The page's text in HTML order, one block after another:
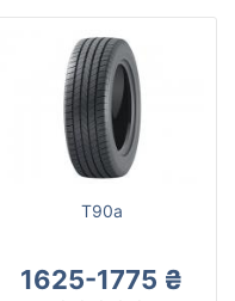
T90a
1625-1775 ₴